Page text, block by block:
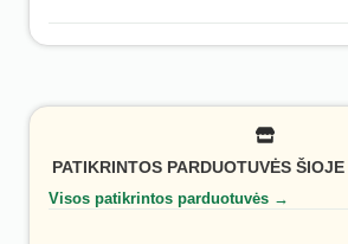
PATIKRINTOS PARDUOTUVĖS
Visos patikrintos parduotuvės →